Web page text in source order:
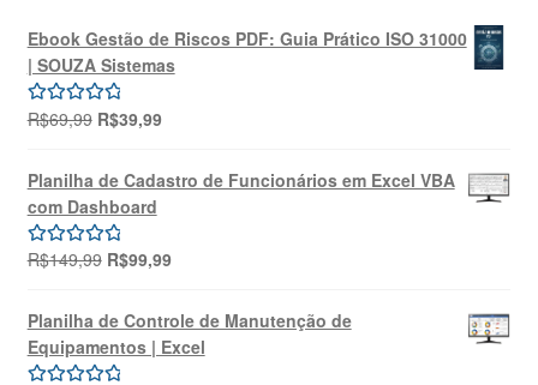
Ebook Gestão de Riscos PDF: Guia Prático ISO 31000
| SOUZA Sistemas
Avaliação
R$69,99 O
original
era:
R$69,99.
R$39,99O
é:
Planilha de Cadastro de Funcionários em Excel VBA
com Dashboard
Avaliação
R$149,99 O
original
era:
R$149,99.
R$99,99O
atual
é:
R$99,99.
Planilha de Controle de Manutenção de
Equipamentos | Excel